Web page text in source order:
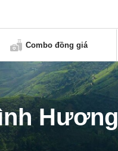
Combo đồng giá
Hương